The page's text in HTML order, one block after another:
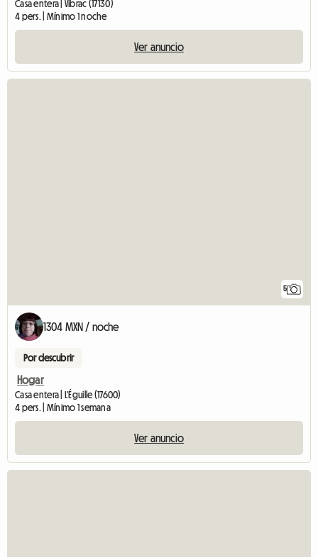
Casa entera | Vibrac (17130)
4 pers. | Mínimo 1 noche
Ver anuncio
5
1304 MXN / noche
Por descubrir
Hogar
Casa entera | L'Éguille (17600)
4 pers. | Mínimo 1 semana
Ver anuncio